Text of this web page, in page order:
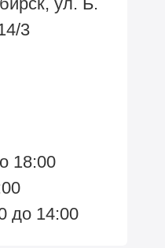
3
18:00
до 14:00